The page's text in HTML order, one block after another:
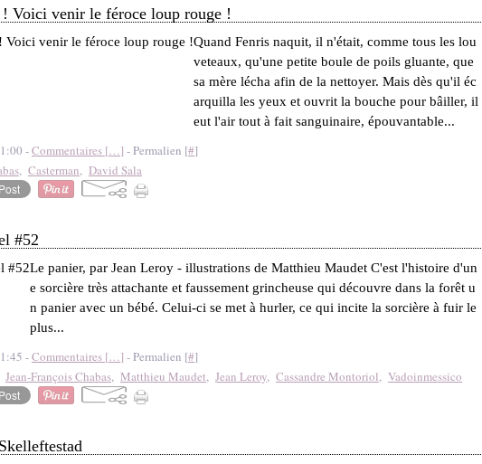
Voici venir le féroce loup rouge !
Quand Fenris naquit, il n'était, comme tous les lou
veteaux, qu'une petite boule de poils gluante, que
sa mère lécha afin de la nettoyer. Mais dès qu'il éc
arquilla les yeux et ouvrit la bouche pour bâiller, il
eut l'air tout à fait sanguinaire, épouvantable...
-Commentaires […] - Permalien [#]
, Casterman, David Sala
#52
Le panier, par Jean Leroy - illustrations de Matthieu Maudet C'est l'histoire d'un
e sorcière très attachante et faussement grincheuse qui découvre dans la forêt u
n panier avec un bébé. Celui-ci se met à hurler, ce qui incite la sorcière à fuir le
plus...
-Commentaires […] - Permalien [#]
Jean-François Chabas, Matthieu Maudet, Jean Leroy, Cassandre Montoriol, Vadoinmessico